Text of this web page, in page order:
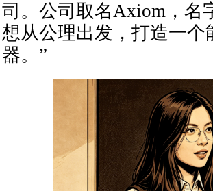
司。公司取名Axiom，名
想从公理出发，打造一
器。”